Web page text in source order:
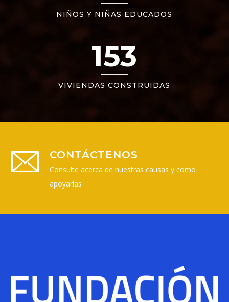
NIÑOS Y NIÑAS EDUCADOS
153
VIVIENDAS CONSTRUIDAS
CONTÁCTENOS
Consulte acerca de nuestras causas y como
apoyarlas